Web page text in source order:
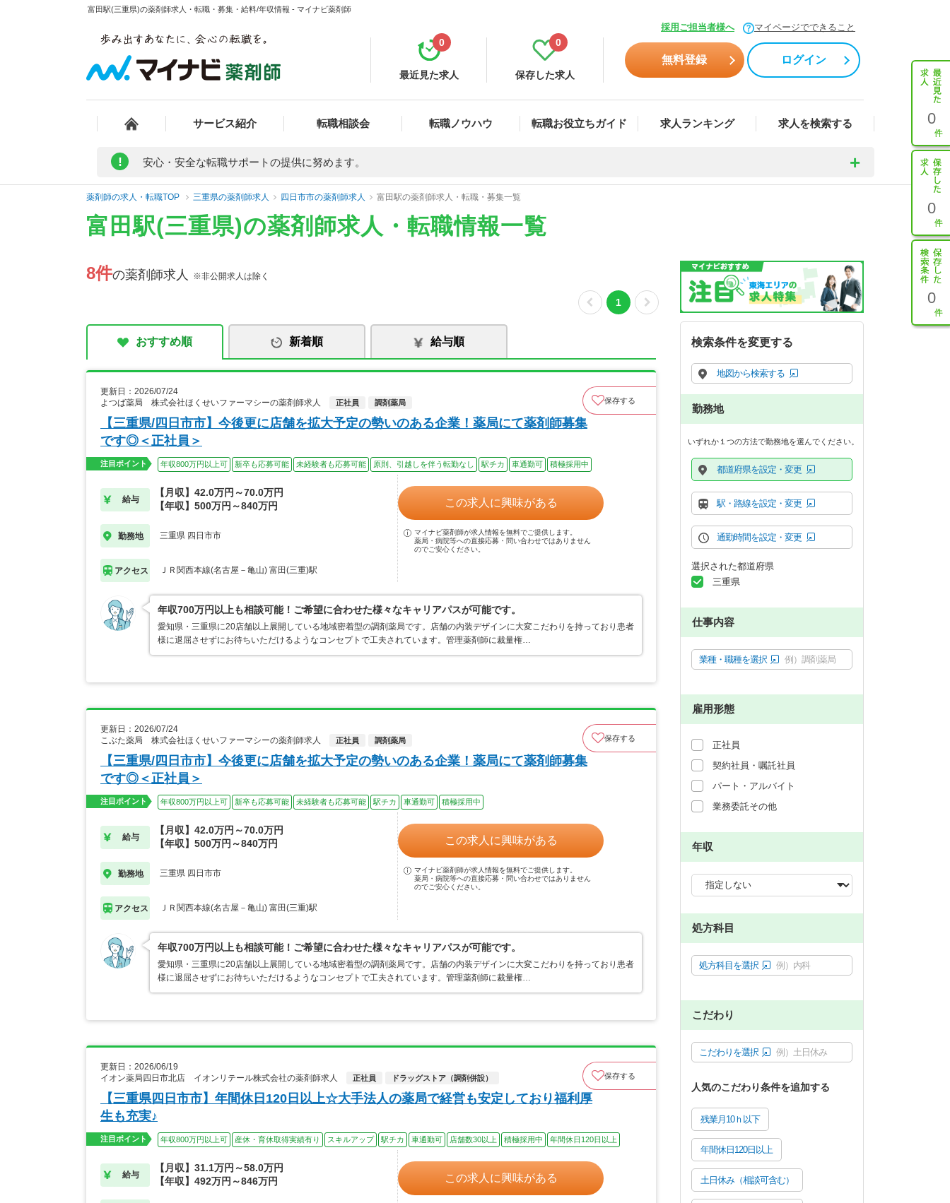
富田駅(三重県)の薬剤師求人・転職・募集・給料/年収情報 - マイナビ薬剤師
採用ご担当者様へ マイページでできること
最近見た求人
0
保存した求人
0
無料登録 ログイン
サービス紹介 転職相談会 転職ノウハウ 転職お役立ちガイド 求人ランキング 求人を検索する 0
0
0
! 安心・安全な転職サポートの提供に努めます。
薬剤師の求人・転職TOP 三重県の薬剤師求人 四日市市の薬剤師求人 富田駅の薬剤師求人・転職・募集一覧
富田駅(三重県)の薬剤師求人・転職情報一覧
8件の薬剤師求人 ※非公開求人は除く
1
おすすめ順 新着順 給与順
更新日：2026/07/24
よつば薬局 株式会社ほくせいファーマシーの薬剤師求人
正社員 調剤薬局 保存する
【三重県/四日市市】今後更に店舗を拡大予定の勢いのある企業！薬局にて薬剤師募集
です◎＜正社員＞
注目ポイント 年収800万円以上可 新卒も応募可能 未経験者も応募可能 原則、引越しを伴う転勤なし 駅チカ 車通勤可 積極採用中
給与
【月収】42.0万円～70.0万円
【年収】500万円～840万円
勤務地 三重県 四日市市
アクセス ＪＲ関西本線(名古屋－亀山) 富田(三重)駅
この求人に興味がある
マイナビ薬剤師が求人情報を無料でご提供します。
薬局・病院等への直接応募・問い合わせではありません
のでご安心ください。
年収700万円以上も相談可能！ご希望に合わせた様々なキャリアパスが可能です。
愛知県・三重県に20店舗以上展開している地域密着型の調剤薬局です。店舗の内装デザインに大変こだわりを持っており患者
様に退屈させずにお待ちいただけるようなコンセプトで工夫されています。管理薬剤師に裁量権…
更新日：2026/07/24
こぶた薬局 株式会社ほくせいファーマシーの薬剤師求人
正社員 調剤薬局 保存する
【三重県/四日市市】今後更に店舗を拡大予定の勢いのある企業！薬局にて薬剤師募集
です◎＜正社員＞
注目ポイント 年収800万円以上可 新卒も応募可能 未経験者も応募可能 駅チカ 車通勤可 積極採用中
給与
【月収】42.0万円～70.0万円
【年収】500万円～840万円
勤務地 三重県 四日市市
アクセス ＪＲ関西本線(名古屋－亀山) 富田(三重)駅
この求人に興味がある
マイナビ薬剤師が求人情報を無料でご提供します。
薬局・病院等への直接応募・問い合わせではありません
のでご安心ください。
年収700万円以上も相談可能！ご希望に合わせた様々なキャリアパスが可能です。
愛知県・三重県に20店舗以上展開している地域密着型の調剤薬局です。店舗の内装デザインに大変こだわりを持っており患者
様に退屈させずにお待ちいただけるようなコンセプトで工夫されています。管理薬剤師に裁量権…
更新日：2026/06/19
イオン薬局四日市北店 イオンリテール株式会社の薬剤師求人
正社員 ドラッグストア（調剤併設） 保存する
【三重県四日市市】年間休日120日以上☆大手法人の薬局で経営も安定しており福利厚
生も充実♪
注目ポイント 年収800万円以上可 産休・育休取得実績有り スキルアップ 駅チカ 車通勤可 店舗数30以上 積極採用中 年間休日120日以上
給与
【月収】31.1万円～58.0万円
【年収】492万円～846万円
この求人に興味がある
検索条件を変更する
地図から検索する
勤務地
いずれか１つの方法で勤務地を選んでください。
都道府県を設定・変更
駅・路線を設定・変更
通勤時間を設定・変更
選択された都道府県
三重県
仕事内容
業種・職種を選択 例）調剤薬局
雇用形態
正社員
契約社員・嘱託社員
パート・アルバイト
業務委託その他
年収
処方科目
処方科目を選択 例）内科
こだわり
こだわりを選択 例）土日休み
人気のこだわり条件を追加する
残業月10ｈ以下
年間休日120日以上
土日休み（相談可含む）